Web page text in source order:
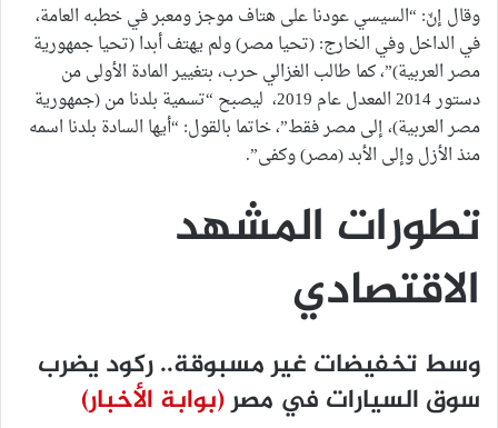
وقال إنّ: “السيسي عودنا على هتاف موجز ومعبر في خطبه العامة،
في الداخل وفي الخارج: (تحيا مصر) ولم يهتف أبدا (تحيا جمهورية
مصر العربية)”، كما طالب الغزالي حرب، بتغيير المادة الأولى من
دستور 2014 المعدل عام 2019، ليصبح “تسمية بلدنا من (جمهورية
مصر العربية)، إلى مصر فقط”، خاتما بالقول: “أيها السادة بلدنا اسمه
منذ الأزل وإلى الأبد (مصر) وكفى”.
تطورات المشهد
الاقتصادي
وسط تخفيضات غير مسبوقة.. ركود يضرب
سوق السيارات في مصر(بوابة الأخبار)